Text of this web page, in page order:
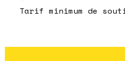
Tarif minimum de